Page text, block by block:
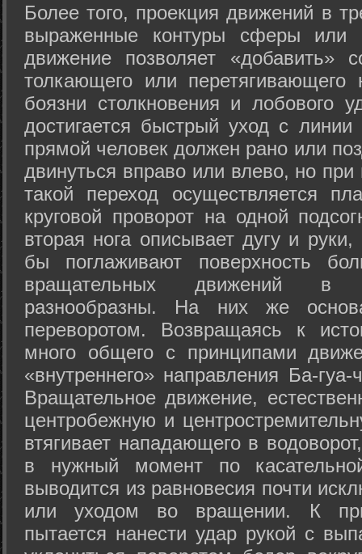
Более того, проекция движений в
выраженные контуры сферы или
движение позволяет «добавить»
толкающего или перетягивающего
боязни столкновения и лобового
достигается быстрый уход с
прямой человек должен рано или
двинуться вправо или влево, но
такой переход осуществляется
круговой проворот на одной
вторая нога описывает дугу и
бы поглаживают поверхность
вращательных движений в
разнообразны. На них же
переворотом. Возвращаясь к
много общего с принципами
«внутреннего» направления Ба-
Вращательное движение,
центробежную и
втягивает нападающего в
в нужный момент по
выводится из равновесия почти
или уходом во вращении. К
пытается нанести удар рукой с